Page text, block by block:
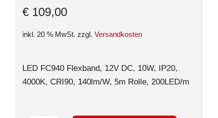
€ 109,00
inkl. 20 % MwSt. zzgl. Versandkosten
LED FC940 Flexband, 12V DC, 10W, IP20,
4000K, CRI90, 140lm/W, 5m Rolle, 200LED/m